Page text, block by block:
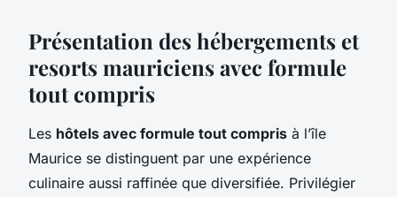
Présentation des hébergements et
resorts mauriciens avec formule
tout compris
Les hôtels avec formule tout compris à l’île
Maurice se distinguent par une expérience
culinaire aussi raffinée que diversifiée. Privilégier